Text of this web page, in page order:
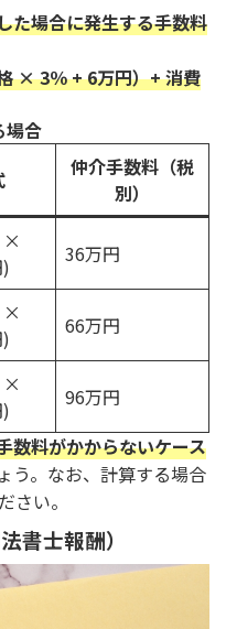
た場合に発生する手数料
× 3％ + 6万円）+ 消費
場合
仲介手数料（税
別）
×
36万円
×
66万円
×
96万円
数料がかからないケース
う。なお、計算する場合
さい。
書士報酬）